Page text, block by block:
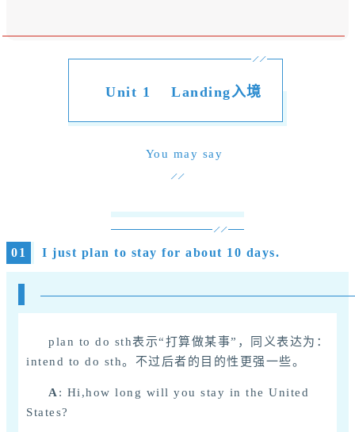
Unit 1 Landing入境
You may say
01 I just plan to stay for about 10 days.
plan to do sth表示“打算做某事”，同义表达为：
intend to do sth。不过后者的目的性更强一些。
A : Hi,how long will you stay in the United
States?